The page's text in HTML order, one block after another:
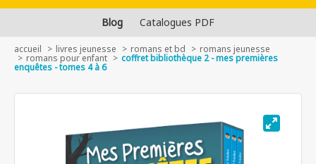
Blog Catalogues PDF
accueil livres jeunesse romans et bd romans jeunesse
romans pour enfant coffret bibliothèque 2 - mes premières
enquêtes - tomes 4 à 6